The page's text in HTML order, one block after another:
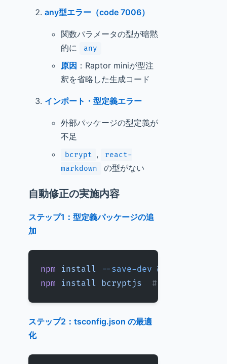
any型エラー（code 7006）
関数パラメータの型が暗黙
的に
any
原因 ：Raptor miniが型注
釈を省略した生成コード
インポート・型定義エラー
外部パッケージの型定義が
不足
bcrypt ,
react-
markdown
の型がない
自動修正の実施内容
ステップ1：型定義パッケージの追
加
npm install --save-dev @types/react
npm install bcryptjs
# bcrypt ではな
ステップ2：tsconfig.json の最適
化